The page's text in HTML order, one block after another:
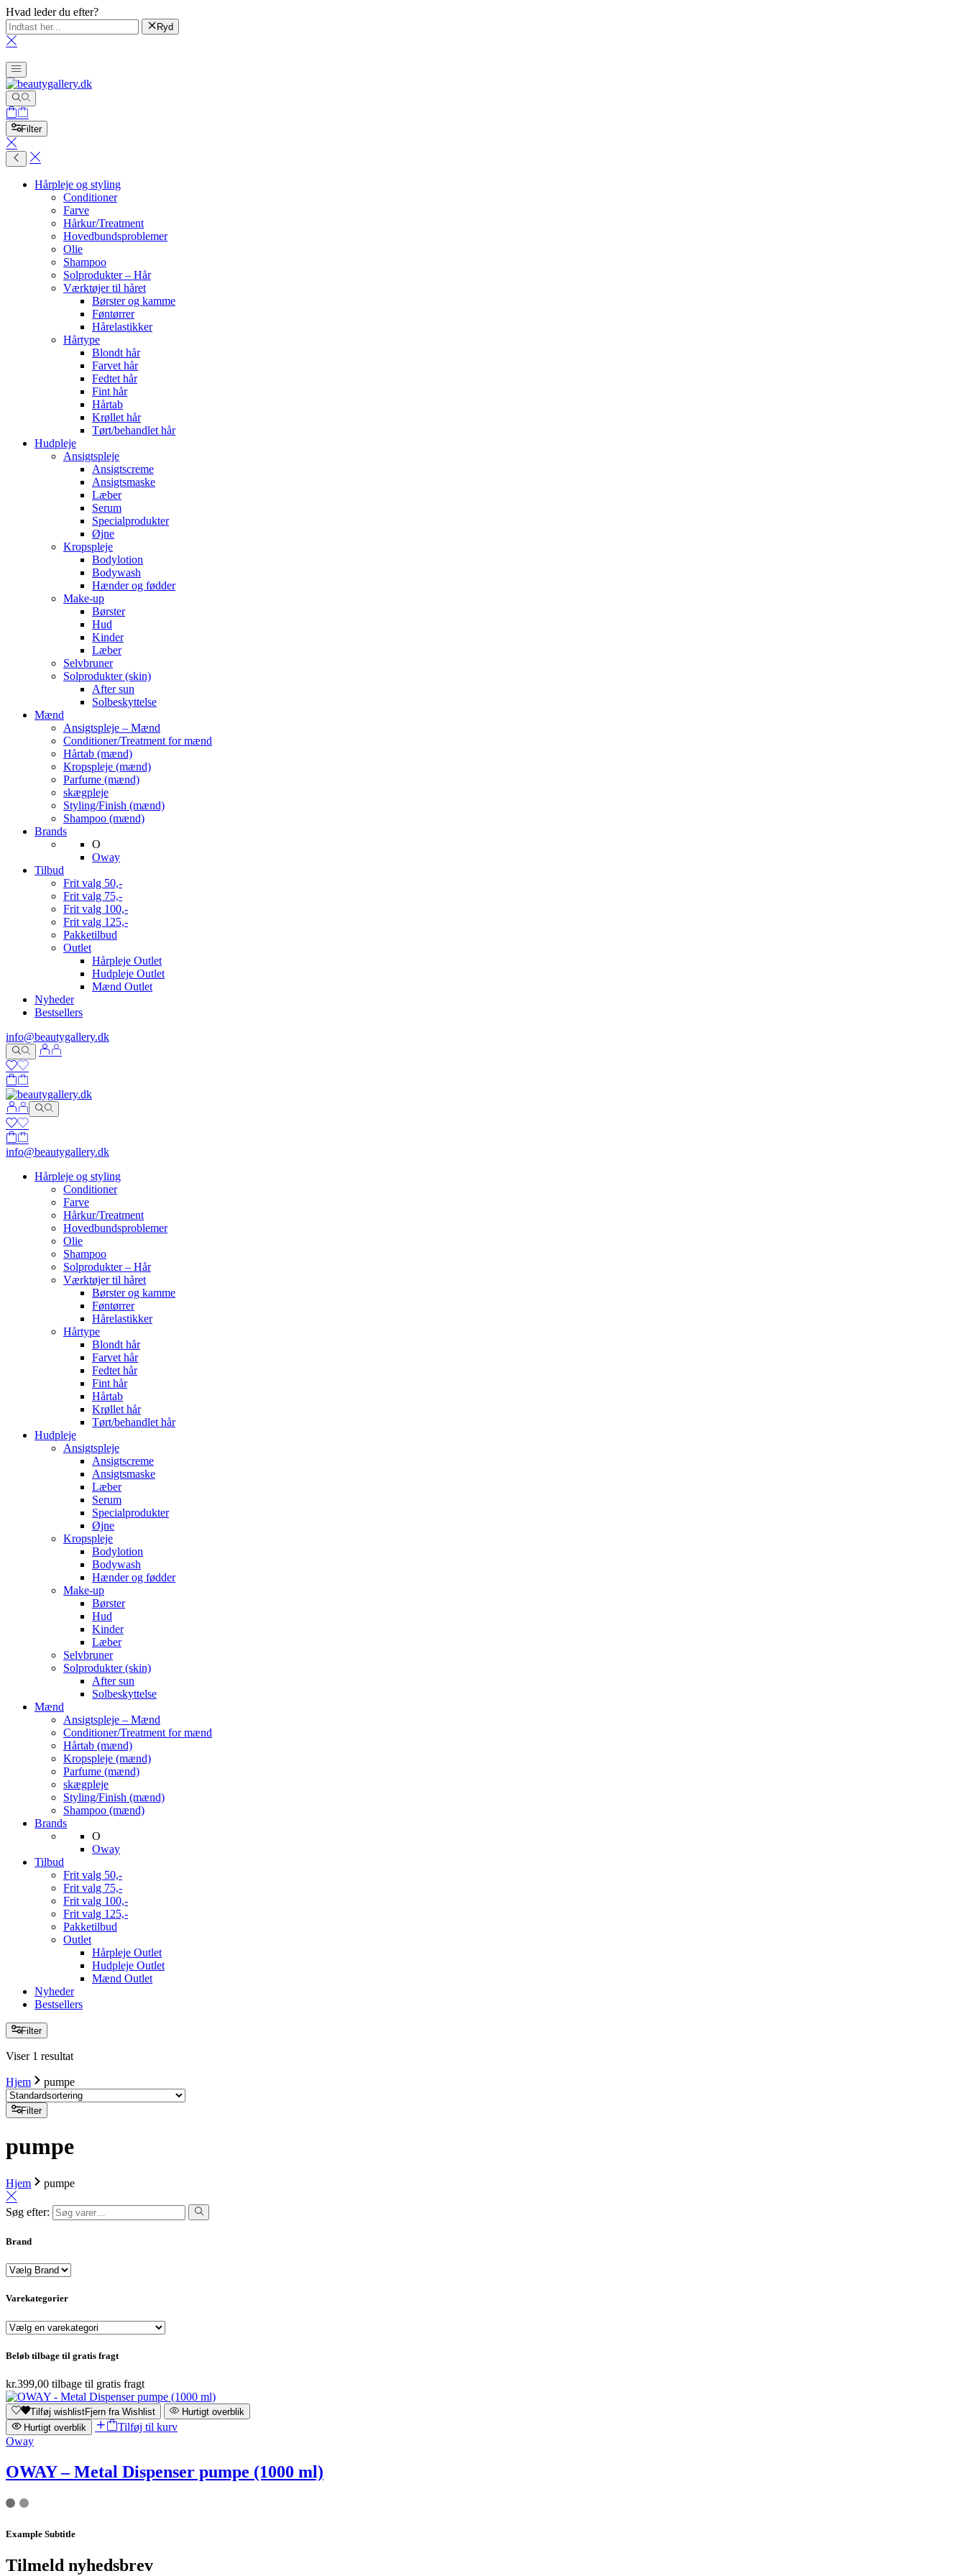
Hvad leder du efter?
Ryd
Filter
Hårpleje og styling
Conditioner
Farve
Hårkur/Treatment
Hovedbundsproblemer
Olie
Shampoo
Solprodukter – Hår
Værktøjer til håret
Børster og kamme
Føntørrer
Hårelastikker
Hårtype
Blondt hår
Farvet hår
Fedtet hår
Fint hår
Hårtab
Krøllet hår
Tørt/behandlet hår
Hudpleje
Ansigtspleje
Ansigtscreme
Ansigtsmaske
Læber
Serum
Specialprodukter
Øjne
Kropspleje
Bodylotion
Bodywash
Hænder og fødder
Make-up
Børster
Hud
Kinder
Læber
Selvbruner
Solprodukter (skin)
After sun
Solbeskyttelse
Mænd
Ansigtspleje – Mænd
Conditioner/Treatment for mænd
Hårtab (mænd)
Kropspleje (mænd)
Parfume (mænd)
skægpleje
Styling/Finish (mænd)
Shampoo (mænd)
Brands
O
Oway
Tilbud
Frit valg 50,-
Frit valg 75,-
Frit valg 100,-
Frit valg 125,-
Pakketilbud
Outlet
Hårpleje Outlet
Hudpleje Outlet
Mænd Outlet
Nyheder
Bestsellers
info@beautygallery.dk
info@beautygallery.dk
Hårpleje og styling
Conditioner
Farve
Hårkur/Treatment
Hovedbundsproblemer
Olie
Shampoo
Solprodukter – Hår
Værktøjer til håret
Børster og kamme
Føntørrer
Hårelastikker
Hårtype
Blondt hår
Farvet hår
Fedtet hår
Fint hår
Hårtab
Krøllet hår
Tørt/behandlet hår
Hudpleje
Ansigtspleje
Ansigtscreme
Ansigtsmaske
Læber
Serum
Specialprodukter
Øjne
Kropspleje
Bodylotion
Bodywash
Hænder og fødder
Make-up
Børster
Hud
Kinder
Læber
Selvbruner
Solprodukter (skin)
After sun
Solbeskyttelse
Mænd
Ansigtspleje – Mænd
Conditioner/Treatment for mænd
Hårtab (mænd)
Kropspleje (mænd)
Parfume (mænd)
skægpleje
Styling/Finish (mænd)
Shampoo (mænd)
Brands
O
Oway
Tilbud
Frit valg 50,-
Frit valg 75,-
Frit valg 100,-
Frit valg 125,-
Pakketilbud
Outlet
Hårpleje Outlet
Hudpleje Outlet
Mænd Outlet
Nyheder
Bestsellers
Filter
Viser 1 resultat
Hjem pumpe
Filter
pumpe
Hjem pumpe
Søg efter:
Brand
Varekategorier
Beløb tilbage til gratis fragt
kr.399,00 tilbage til gratis fragt
Tilføj wishlistFjern fra Wishlist
Hurtigt overblik
Hurtigt overblik
Tilføj til kurv
Oway
OWAY – Metal Dispenser pumpe (1000 ml)
Example Subtitle
Tilmeld nyhedsbrev